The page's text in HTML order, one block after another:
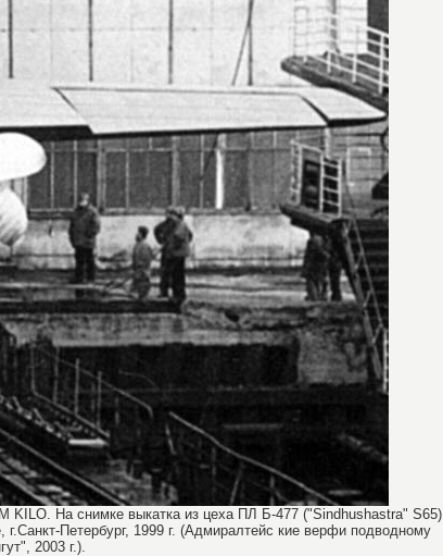
На снимке выкатка из цеха ПЛ Б-477 ("Sindhushastra" S65)
Петербург, 1999 г. (Адмиралтейс кие верфи подводному
2003 г.).